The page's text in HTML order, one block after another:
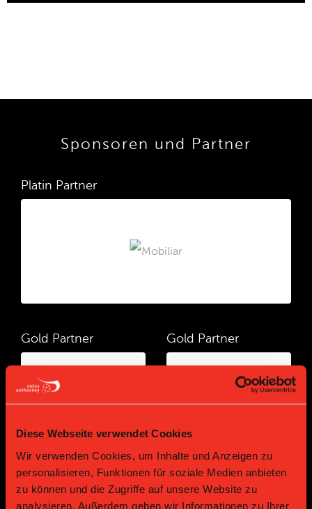
Diese Webseite verwendet Cookies
Wir verwenden Cookies, um Inhalte und Anzeigen zu
personalisieren, Funktionen für soziale Medien anbieten
zu können und die Zugriffe auf unsere Website zu
analysieren. Außerdem geben wir Informationen zu Ihrer
Sponsoren und Partner
Platin Partner
Gold Partner Gold Partner
Gold Partner Gold Partner